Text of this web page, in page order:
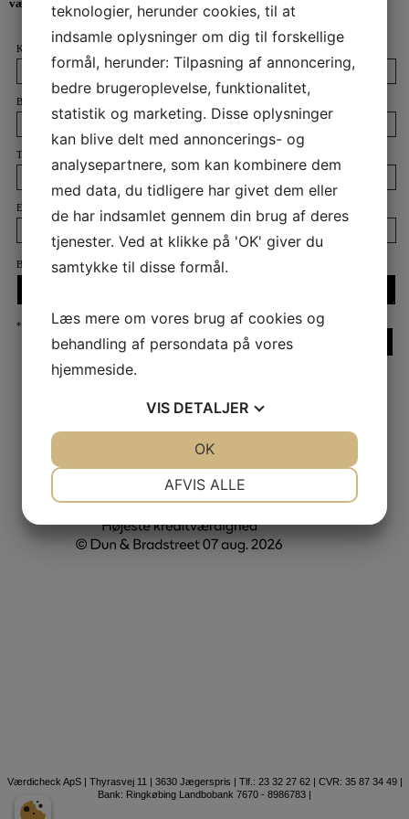
værdicheckhæftet? - så kontakt os her eller ring på tlf. 23322762
Kontaktperson
By
Telefon
E-mail
Besked
* Skal udfyldes
Værdicheck ApS | Thyrasvej 11 | 3630 Jægerspris | Tlf.: 23 32 27 62 | CVR: 35 87 34 49 |
Bank: Ringkøbing Landbobank 7670 - 8986783 |
teknologier, herunder cookies, til at
indsamle oplysninger om dig til forskellige
formål, herunder: Tilpasning af annoncering,
bedre brugeroplevelse, funktionalitet,
statistik og marketing. Disse oplysninger
kan blive delt med annoncerings- og
analysepartnere, som kan kombinere dem
med data, du tidligere har givet dem eller
de har indsamlet gennem din brug af deres
tjenester. Ved at klikke på 'OK' giver du
samtykke til disse formål.
Læs mere om vores brug af cookies og
behandling af persondata på vores
hjemmeside.
VIS DETALJER
MARKETING STATISTIK
AFVIS ALLE
OK